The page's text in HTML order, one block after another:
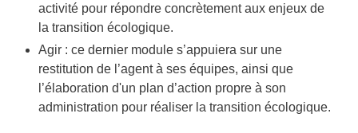
activité pour répondre concrètement aux enjeux de
la transition écologique.
Agir : ce dernier module s’appuiera sur une
restitution de l’agent à ses équipes, ainsi que
l’élaboration d'un plan d’action propre à son
administration pour réaliser la transition écologique.